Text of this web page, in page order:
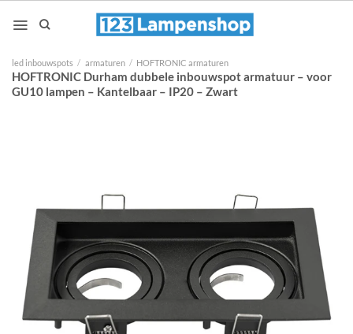
naar
led inbouwspots / armaturen / HOFTRONIC armaturen
HOFTRONIC Durham dubbele inbouwspot armatuur – voor
GU10 lampen – Kantelbaar – IP20 – Zwart